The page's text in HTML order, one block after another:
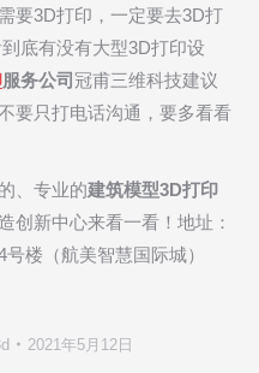
要3D打印，一定要去3D打
底有没有大型3D打印设
服务公司 冠甫三维科技建议
要只打电话沟通，要多看看
、专业的建筑模型3D打印
创新中心来看一看！地址：
楼（航美智慧国际城）
2021年5月12日